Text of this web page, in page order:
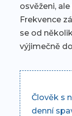
osvěženi,
Frekvence
se od
výjimečně
Člověk s
denní